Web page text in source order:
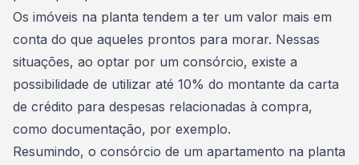
Os imóveis na planta tendem a ter um valor mais em
conta do que aqueles prontos para morar. Nessas
situações, ao optar por um consórcio, existe a
possibilidade de utilizar até 10% do montante da carta
de crédito para despesas relacionadas à compra,
como documentação, por exemplo.
Resumindo, o consórcio de um apartamento na planta